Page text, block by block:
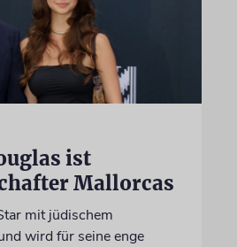
ist
Mallorcas
mit jüdischem
wird für seine enge